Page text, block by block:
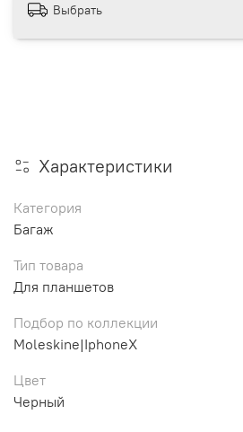
Выбрать
Характеристики
Категория
Багаж
Тип товара
Для планшетов
Подбор по коллекции
Moleskine|IphoneX
Цвет
Черный